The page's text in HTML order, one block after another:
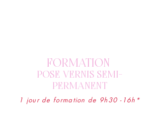
FORMATION
POSE VERNIS SEMI-
PERMANENT
1 jour de formation de 9h30 -16h*